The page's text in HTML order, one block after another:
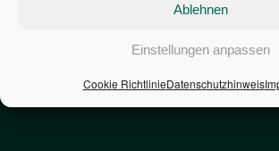
Ablehnen
Einstellungen anpassen
Cookie RichtlinieDatenschutzhinweis
1,601€
ZINSEN